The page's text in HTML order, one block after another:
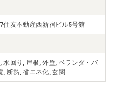
住友不動産西新宿ビル5号館
水回り, 屋根, 外壁, ベランダ・バ
, 断熱, 省エネ化, 玄関